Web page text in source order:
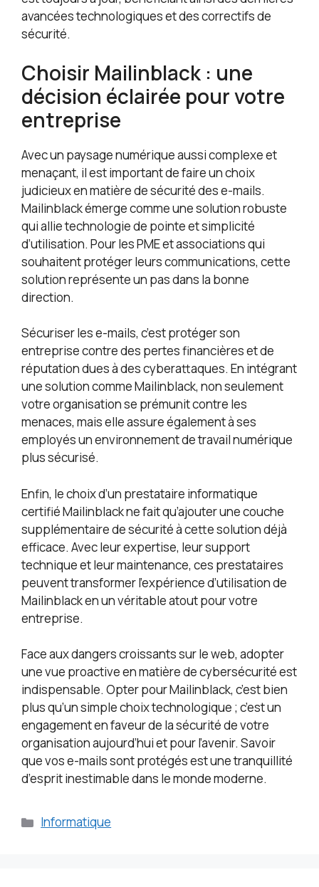
avancées technologiques et des correctifs de
sécurité.
Choisir Mailinblack : une
décision éclairée pour votre
entreprise
Avec un paysage numérique aussi complexe et
menaçant, il est important de faire un choix
judicieux en matière de sécurité des e-mails.
Mailinblack émerge comme une solution robuste
qui allie technologie de pointe et simplicité
d’utilisation. Pour les PME et associations qui
souhaitent protéger leurs communications, cette
solution représente un pas dans la bonne
direction.
Sécuriser les e-mails, c’est protéger son
entreprise contre des pertes financières et de
réputation dues à des cyberattaques. En intégrant
une solution comme Mailinblack, non seulement
votre organisation se prémunit contre les
menaces, mais elle assure également à ses
employés un environnement de travail numérique
plus sécurisé.
Enfin, le choix d’un prestataire informatique
certifié Mailinblack ne fait qu’ajouter une couche
supplémentaire de sécurité à cette solution déjà
efficace. Avec leur expertise, leur support
technique et leur maintenance, ces prestataires
peuvent transformer l’expérience d’utilisation de
Mailinblack en un véritable atout pour votre
entreprise.
Face aux dangers croissants sur le web, adopter
une vue proactive en matière de cybersécurité est
indispensable. Opter pour Mailinblack, c’est bien
plus qu’un simple choix technologique ; c’est un
engagement en faveur de la sécurité de votre
organisation aujourd’hui et pour l’avenir. Savoir
que vos e-mails sont protégés est une tranquillité
d’esprit inestimable dans le monde moderne.
Catégories
Informatique